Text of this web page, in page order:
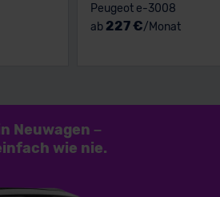
Peugeot e-3008
ab 227 €/Monat
Neuwagen –
wie nie.